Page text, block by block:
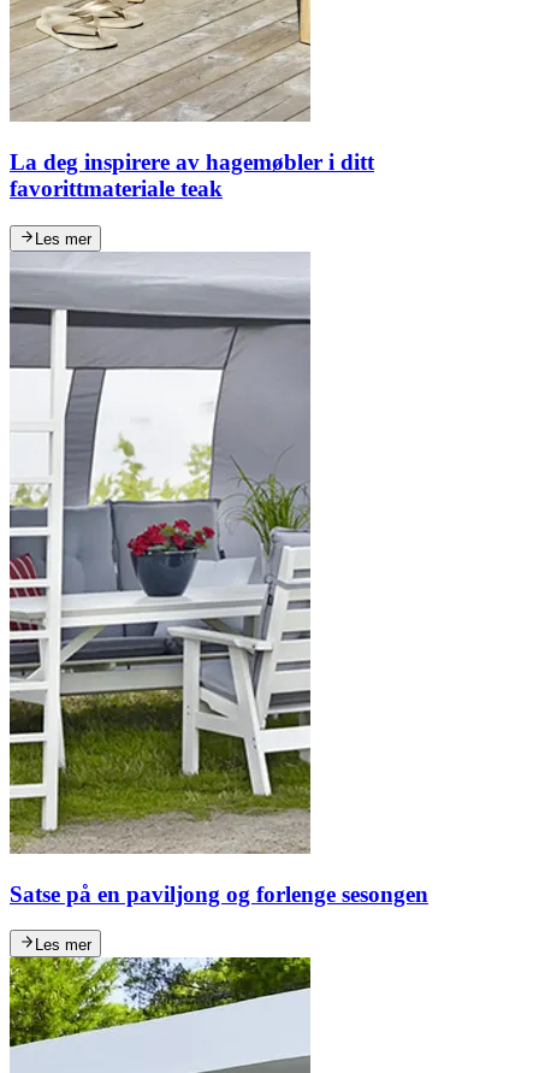
La deg inspirere av hagemøbler i ditt
favorittmateriale teak
Les mer
Satse på en paviljong og forlenge sesongen
Les mer